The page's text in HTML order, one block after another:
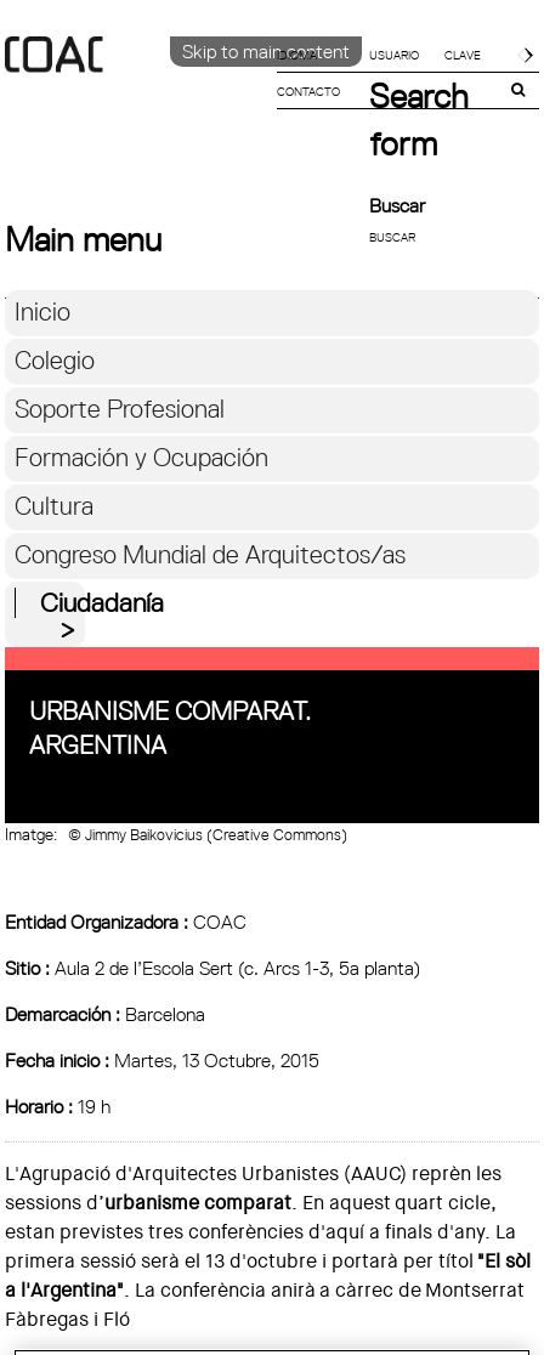
Skip to main content
IDIOMA
CATALÀ
CONTACTO
Search
form
Buscar
Main menu
Inicio
Colegio
Soporte Profesional
Formación y Ocupación
Cultura
Congreso Mundial de Arquitectos/as
Ciudadanía
URBANISME COMPARAT.
ARGENTINA
Imatge: © Jimmy Baikovicius (Creative Commons)
Entidad Organizadora :COAC
Sitio :Aula 2 de l’Escola Sert (c. Arcs 1-3, 5a planta)
Demarcación : Barcelona
Fecha inicio : Martes, 13 Octubre, 2015
Horario :19 h
L'Agrupació d'Arquitectes Urbanistes (AAUC) reprèn les
sessions d’urbanisme comparat. En aquest quart cicle,
estan previstes tres conferències d'aquí a finals d'any. La
primera sessió serà el 13 d'octubre i portarà per títol "El sòl
a l'Argentina". La conferència anirà a càrrec de Montserrat
Fàbregas i Fló